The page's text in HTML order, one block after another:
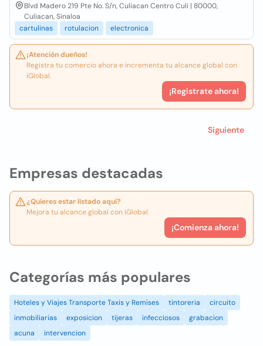
Empresas destacadas
¿Quieres estar listado aquí?
Mejora tu alcance global con iGlobal.
¡Comienza ahora!
Blvd Madero 219 Pte No. S/n, Culiacan Centro Culi | 80000,
Culiacan, Sinaloa
cartulinas
rotulacion electronica
¡Atención dueños!
Registra tu comercio ahora e incrementa tu alcance global con
iGlobal.
¡Registrate ahora!
Siguiente
Categorías más populares
Hoteles y Viajes Transporte Taxis y Remises tintoreria
circuito
inmobiliarias
exposicion tijeras infecciosos
grabacion
acuna
intervencion